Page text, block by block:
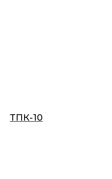
ТПК-10